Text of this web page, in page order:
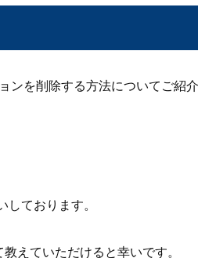
を削除する方法についてご紹
ております。
えていただけると幸いです。